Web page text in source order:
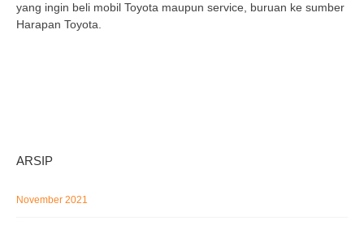
yang ingin beli mobil Toyota maupun service, buruan ke sumber
Harapan Toyota.
ARSIP
November 2021